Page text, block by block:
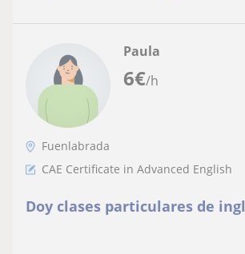
6€/h
Paula
Fuenlabrada
CAE Certificate in Advanced English
Doy clases particulares de